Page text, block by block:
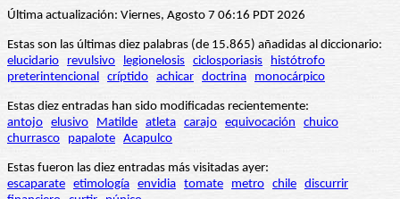
Última actualización: Viernes, Agosto 7 06:16 PDT 2026
Estas son las últimas diez palabras (de 15.865) añadidas al diccionario:
elucidario
revulsivo legionelosis ciclosporiasis
histótrofo
preterintencional críptido achicar doctrina monocárpico
Estas diez entradas han sido modificadas recientemente:
antojo elusivo Matilde atleta carajo equivocación
chuico
churrasco
papalote Acapulco
Estas fueron las diez entradas más visitadas ayer:
escaparate etimología envidia tomate metro chile discurrir